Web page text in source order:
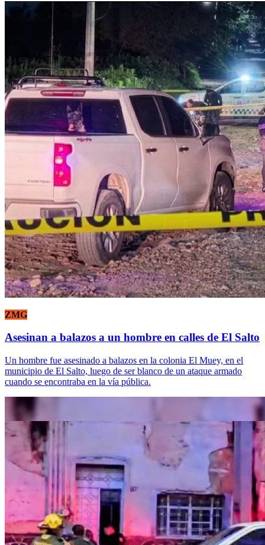
ZMG
Asesinan a balazos a un hombre en calles de El Salto
Un hombre fue asesinado a balazos en la colonia El Muey, en el
municipio de El Salto, luego de ser blanco de un ataque armado
cuando se encontraba en la vía pública.